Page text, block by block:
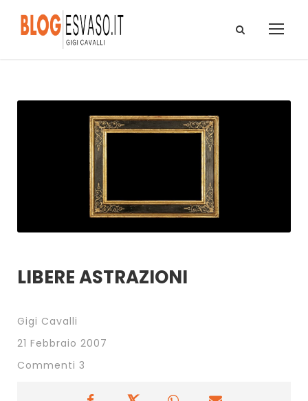
LIBERE ASTRAZIONI
Gigi Cavalli
21 Febbraio 2007
Commenti 3